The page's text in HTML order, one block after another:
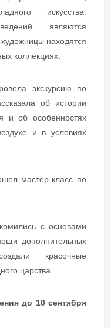
искусства.
являются
находятся
коллекциях.
экскурсию по
об истории
и об особенностях
и в условиях
мастер-класс по
с основами
дополнительных
красочные
царства.
до 10 сентября